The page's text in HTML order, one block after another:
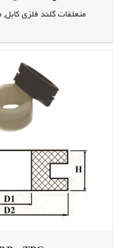
متعلقات گلند فلزی کابل,